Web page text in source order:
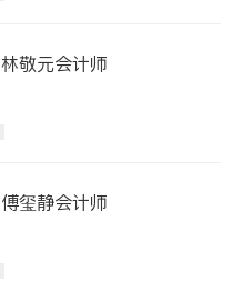
林敬元会计师
傅玺静会计师